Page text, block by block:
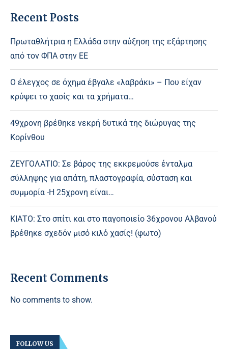
Recent Posts
Πρωταθλήτρια η Ελλάδα στην αύξηση της εξάρτησης
από τον ΦΠΑ στην ΕΕ
Ο έλεγχος σε όχημα έβγαλε «λαβράκι» – Που είχαν
κρύψει το χασίς και τα χρήματα…
49χρονη βρέθηκε νεκρή δυτικά της διώρυγας της
Κορίνθου
ΖΕΥΓΟΛΑΤΙΟ: Σε βάρος της εκκρεμούσε ένταλμα
σύλληψης για απάτη, πλαστογραφία, σύσταση και
συμμορία -Η 25χρονη είναι…
ΚΙΑΤΟ: Στο σπίτι και στο παγοποιείο 36χρονου Αλβανού
βρέθηκε σχεδόν μισό κιλό χασίς! (φωτο)
Recent Comments
No comments to show.
FOLLOW US